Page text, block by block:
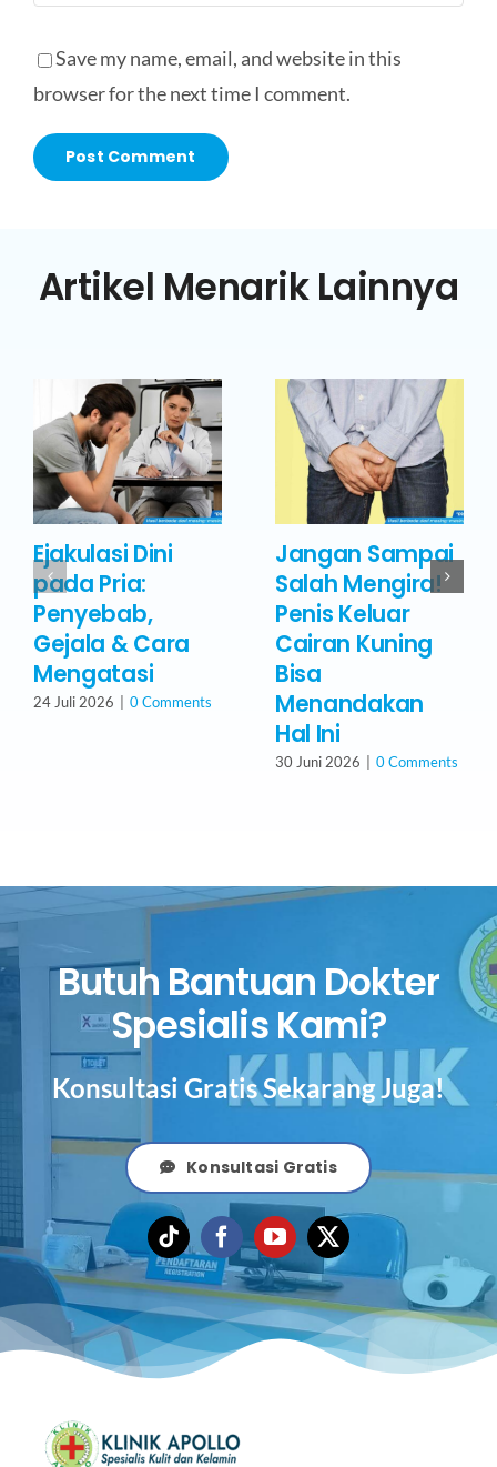
Save my name, email, and website in this
browser for the next time I comment.
Artikel Menarik Lainnya
Ejakulasi Dini
pada Pria:
Penyebab,
Gejala & Cara
Mengatasi
24 Juli 2026 0 Comments
Jangan Sampai
Salah Mengira!
Penis Keluar
Cairan Kuning
Bisa
Menandakan
Hal Ini
30 Juni 2026 0 Comments
Butuh Bantuan Dokter
Spesialis Kami?
Konsultasi Gratis Sekarang Juga!
Konsultasi Gratis